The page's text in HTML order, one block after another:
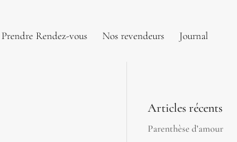
Prendre Rendez-vous Nos revendeurs Journal
Articles récents
Parenthèse d’amour